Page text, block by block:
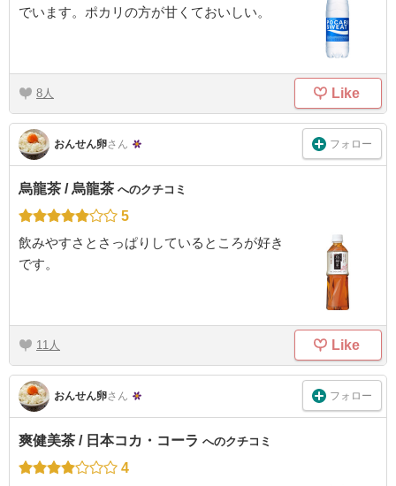
でいます。ポカリの方が甘くておいしい。
8 Like
おんせん卵さん フォロー
烏龍茶 / 烏龍茶 へのクチコミ
5
飲みやすさとさっぱりしているところが好き
です。
11 Like
おんせん卵さん フォロー
爽健美茶 / 日本コカ・コーラ へのクチコミ
4